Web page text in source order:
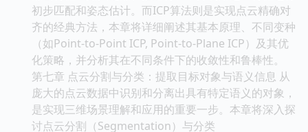
初步匹配和姿态估计。而ICP算法则是实现点云精确对
齐的经典方法，本章将详细阐述其基本原理、不同变种
（如Point-to-Point ICP, Point-to-Plane ICP）及其优
化策略，并分析其在不同条件下的收敛性和鲁棒性。
第七章 点云分割与分类：提取目标对象与语义信息 从
庞大的点云数据中识别和分离出具有特定语义的对象，
是实现三维场景理解和应用的重要一步。本章将深入探
讨点云分割（Segmentation）与分类